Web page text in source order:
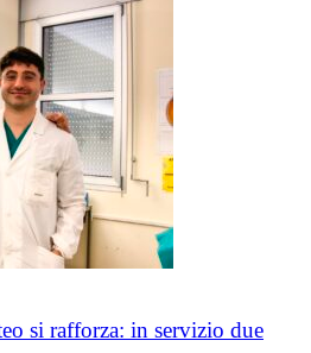
si rafforza: in servizio due